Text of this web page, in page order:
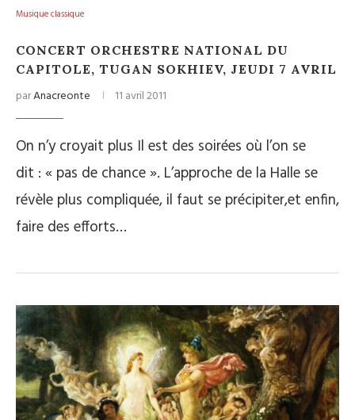
Musique classique
CONCERT ORCHESTRE NATIONAL DU
CAPITOLE, TUGAN SOKHIEV, JEUDI 7 AVRIL
parAnacreonte 11 avril 2011
On n’y croyait plus Il est des soirées où l’on se
dit : « pas de chance ». L’approche de la Halle se
révèle plus compliquée, il faut se précipiter,et enfin,
faire des efforts…